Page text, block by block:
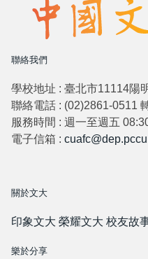
聯絡我們
學校地址 : 臺北市11114陽
聯絡電話 : (02)2861-0511
服務時間 : 週一至週五
電子信箱 :
關於文大
印象文大 榮耀文大 校友故
樂於分享